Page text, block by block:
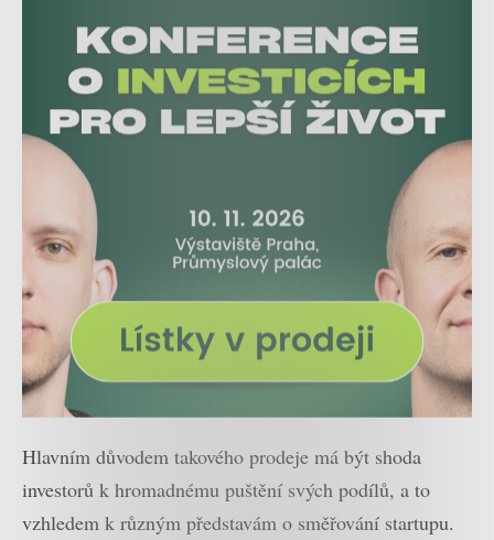
Hlavním důvodem takového prodeje má být shoda
investorů k hromadnému puštění svých podílů, a to
vzhledem k různým představám o směřování startupu.